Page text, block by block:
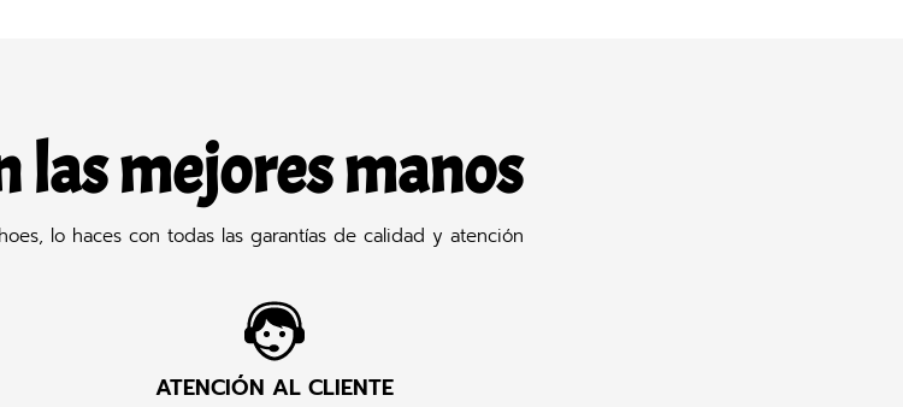
las mejores manos
lo haces con todas las garantías de calidad y atención
ATENCIÓN AL CLIENTE